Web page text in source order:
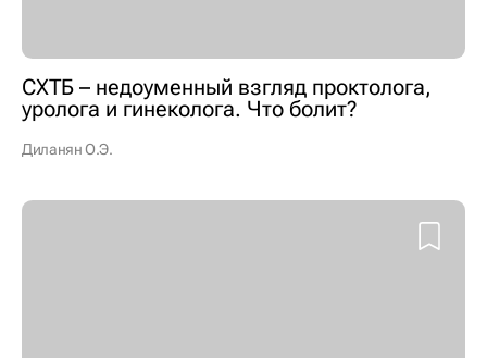
СХТБ – недоуменный взгляд проктолога,
уролога и гинеколога. Что болит?
Диланян О.Э.